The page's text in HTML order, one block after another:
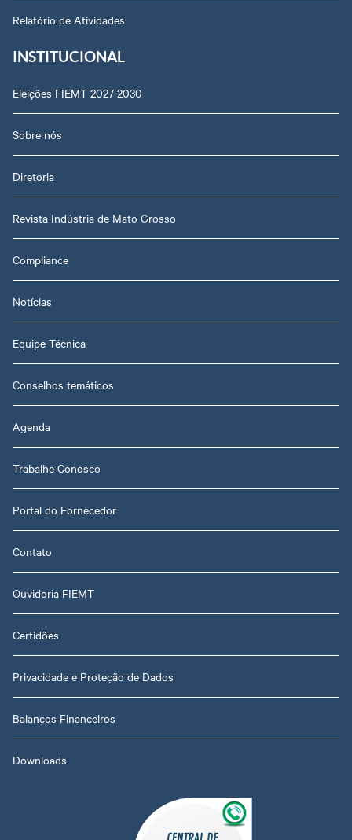
Relatório de Atividades
INSTITUCIONAL
Eleições FIEMT 2027-2030
Sobre nós
Diretoria
Revista Indústria de Mato Grosso
Compliance
Notícias
Equipe Técnica
Conselhos temáticos
Agenda
Trabalhe Conosco
Portal do Fornecedor
Contato
Ouvidoria FIEMT
Certidões
Privacidade e Proteção de Dados
Balanços Financeiros
Downloads